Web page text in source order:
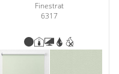
Finestrat
6317